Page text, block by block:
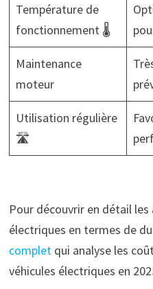
Température de
fonctionnement 🌡️
Maintenance
moteur
Utilisation régulière
🛣️
Pour découvrir en détail
électriques en termes de
completqui analyse les
véhicules électriques en